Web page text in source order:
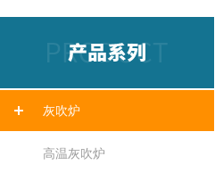
灰吹炉
高温灰吹炉